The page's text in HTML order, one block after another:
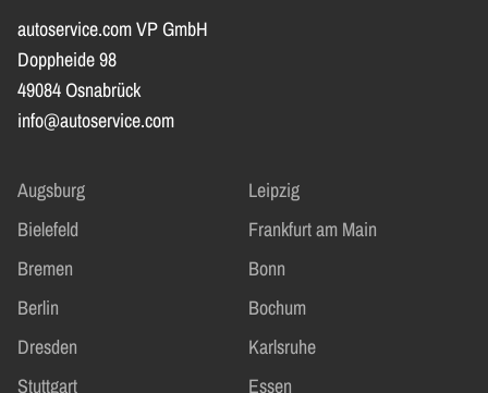
autoservice.com VP GmbH
Doppheide 98
49084 Osnabrück
info@autoservice.com
Augsburg
Leipzig
Bielefeld
Frankfurt am Main
Bremen
Bonn
Berlin
Bochum
Dresden
Karlsruhe
Stuttgart
Essen